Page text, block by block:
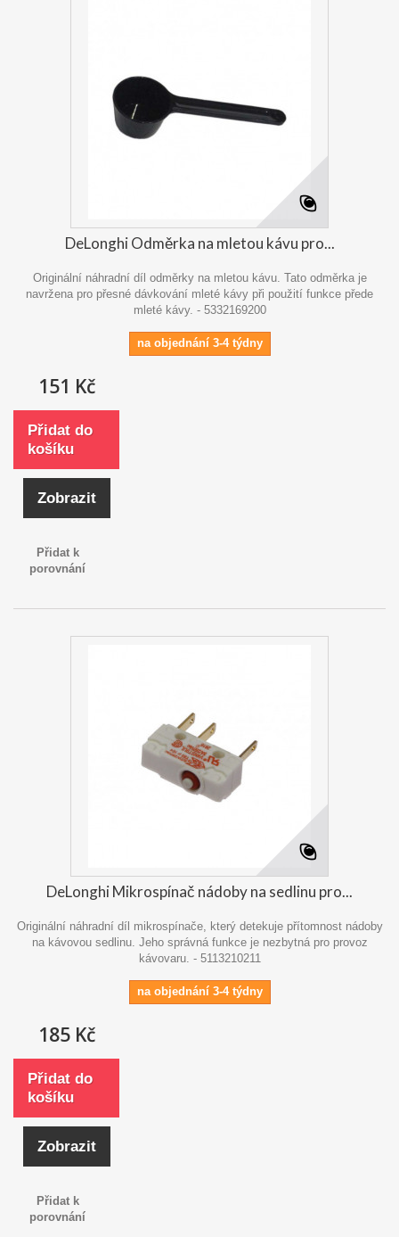
DeLonghi Odměrka na mletou kávu pro...
Originální náhradní díl odměrky na mletou kávu. Tato odměrka je
navržena pro přesné dávkování mleté kávy při použití funkce přede
mleté kávy. - 5332169200
na objednání 3-4 týdny
151 Kč
Přidat do
košíku
Zobrazit
Přidat k
porovnání
DeLonghi Mikrospínač nádoby na sedlinu pro...
Originální náhradní díl mikrospínače, který detekuje přítomnost nádoby
na kávovou sedlinu. Jeho správná funkce je nezbytná pro provoz
kávovaru. - 5113210211
na objednání 3-4 týdny
185 Kč
Přidat do
košíku
Zobrazit
Přidat k
porovnání